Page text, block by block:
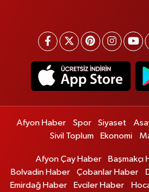
Afyon Haber Spor Siyaset
Sivil Toplum
Ekonomi
Afyon Çay Haber Başmakçı
Bolvadin Haber
Çobanlar Haber
Emirdağ Haber
Evciler Haber